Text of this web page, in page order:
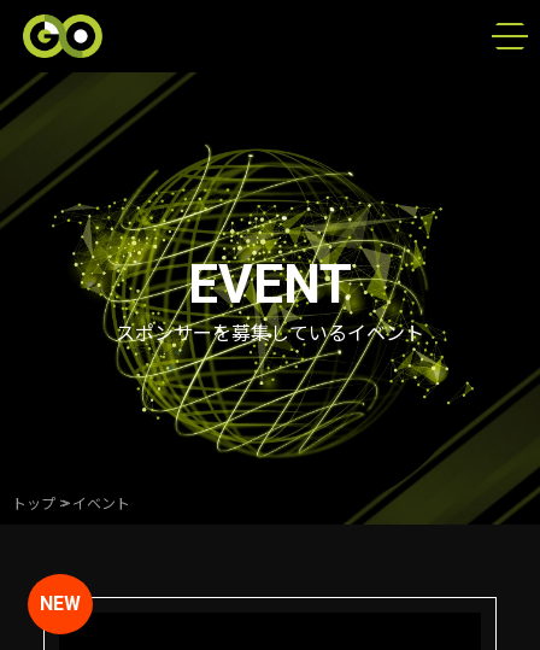
EVENT
スポンサーを募集しているイベント
トップ >イベント